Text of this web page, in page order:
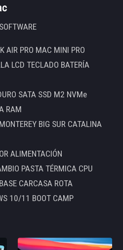
AIR PRO MAC MINI PRO
LCD TECLADO BATERÍA
SATA SSD M2 NVMe
RAM
BIG SUR CATALINA
ALIMENTACIÓN
PASTA TÉRMICA CPU
CARCASA ROTA
10/11 BOOT CAMP